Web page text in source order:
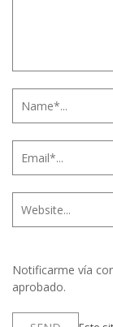
Notificarme vía
aprobado.